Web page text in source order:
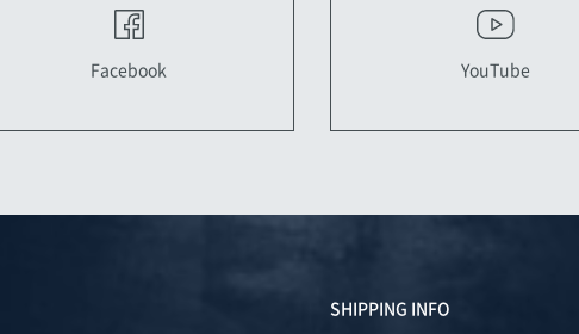
Facebook YouTube
SHIPPING INFO